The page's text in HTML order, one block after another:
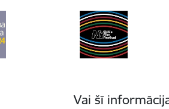
Vai šī